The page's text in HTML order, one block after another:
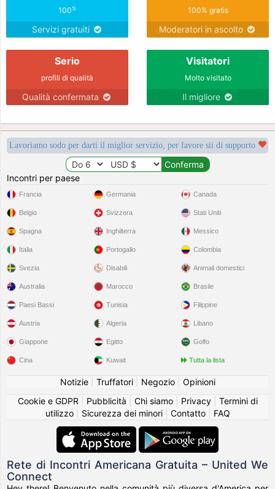
100%
Servizi gratuiti
100% gratis
Moderatori in ascolto
Serio
profili di qualità
Qualità confermata
Visitatori
Molto visitato
Il migliore
Lavoriamo sodo per darti il miglior servizio, per favore sii di supporto
Incontri per paese
Francia
Belgio
Spagna
Italia
Svezia
Germania
Svizzera
Inghilterra
Portogallo
Disabili
Canada
Stati Uniti
Messico
Colombia
Animali domestici
Australia
Paesi Bassi
Austria
Giappone
Cina
Marocco
Tunisia
Algeria
Egitto
Kuwait
Brasile
Filippine
Libano
Golfo
Tutta la lista
Notizie| Truffatori| Negozio| Opinioni
Cookie e GDPR
Pubblicità Chi siamo| Privacy| Termini di
utilizzo| Sicurezza dei minori| Contatto| FAQ
Rete di Incontri Americana Gratuita – United We
Connect